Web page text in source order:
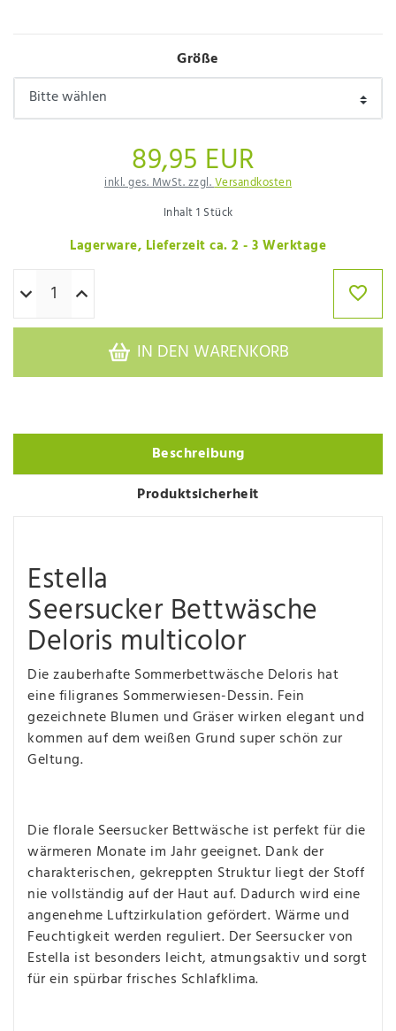
Größe
89,95 EUR
inkl. ges. MwSt. zzgl.Versandkosten
Inhalt1 Stück
Lagerware, Lieferzeit ca. 2 - 3 Werktage
IN DEN WARENKORB
Beschreibung
Produktsicherheit
Estella
Seersucker Bettwäsche
Deloris multicolor
Die zauberhafte Sommerbettwäsche Deloris hat
eine filigranes Sommerwiesen-Dessin. Fein
gezeichnete Blumen und Gräser wirken elegant und
kommen auf dem weißen Grund super schön zur
Geltung.
Die florale Seersucker Bettwäsche ist perfekt für die
wärmeren Monate im Jahr geeignet. Dank der
charakterischen, gekreppten Struktur liegt der Stoff
nie vollständig auf der Haut auf. Dadurch wird eine
angenehme Luftzirkulation gefördert. Wärme und
Feuchtigkeit werden reguliert. Der Seersucker von
Estella ist besonders leicht, atmungsaktiv und sorgt
für ein spürbar frisches Schlafklima.